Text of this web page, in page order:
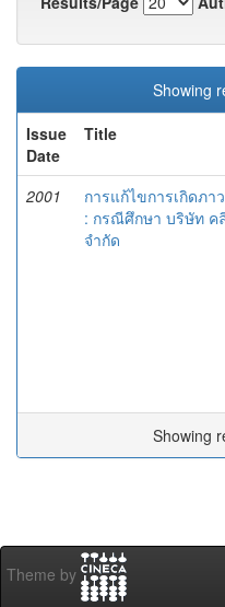
Showing
Issue
Date
Title
2001
การแก้ไขการเกิดภ
: กรณีศึกษา บริษัท ค
จำกัด
Showing
Theme by